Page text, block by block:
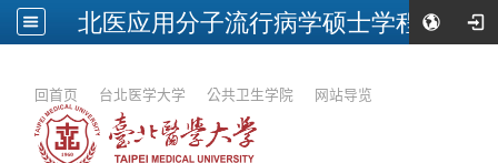
北医应用分子流行病学硕士学程
回首页 台北医学大学 公共卫生学院 网站导览